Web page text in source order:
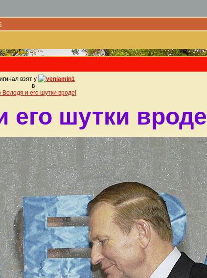
взят у
veniamin1
в
Володя и его шутки вроде!
его шутки